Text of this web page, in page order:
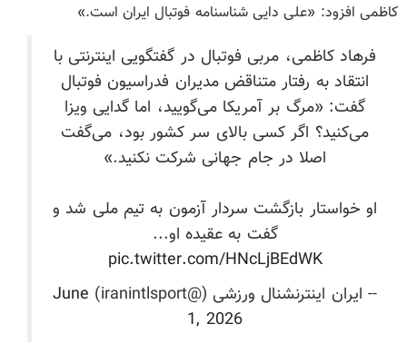
کاظمی افزود: «علی دایی شناسنامه فوتبال ایران است.»
فرهاد کاظمی،‌ مربی فوتبال در گفتگویی اینترنتی با
انتقاد به رفتار متناقض مدیران فدراسیون فوتبال
گفت: «مرگ بر آمریکا می‌گویید، اما گدایی ویزا
می‌کنید؟ اگر کسی بالای سر کشور بود، می‌گفت
اصلا در جام جهانی شرکت نکنید.»
او خواستار بازگشت سردار آزمون به تیم ملی شد و
گفت به عقیده او...
pic.twitter.com/HNcLjBEdWK
-- ایران اینترنشنال ورزشی (@iranintlsport)
June
1, 2026